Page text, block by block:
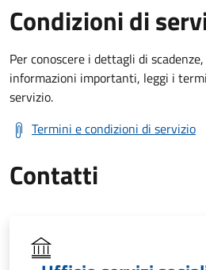
Condizioni di
Per conoscere i dettagli di
informazioni importanti, leggi i
servizio.
Termini e condizioni di servizio
Contatti